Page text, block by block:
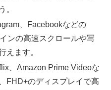
。
、Facebookなどの
ンの高速スクロールや写
えます。
、Amazon Prime Videoな
FHD+のディスプレイで高